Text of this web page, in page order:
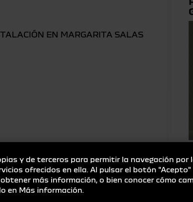
EN MARGARITA SALAS
de Ocasión,
y de terceros para permitir la navegación por
ofrecidos en ella. Al pulsar el botón
más información, o bien conocer cómo
en Más información